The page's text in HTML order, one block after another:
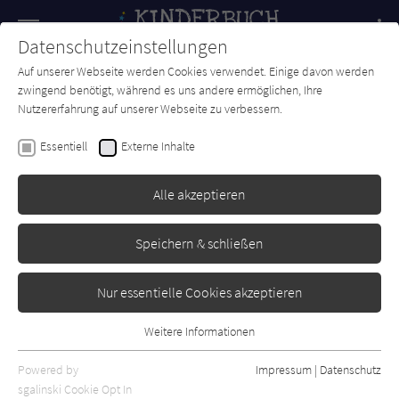
SUCHE Forum Charts Newsletter
C.S. Lewis
Der König von Narnia
Erschienen: Oktober 2005
Datenschutzeinstellungen
Auf unserer Webseite werden Cookies verwendet. Einige davon werden
zwingend benötigt, während es uns andere ermöglichen, Ihre
Nutzererfahrung auf unserer Webseite zu verbessern.
Essentiell Externe Inhalte
Alle akzeptieren
Speichern & schließen
Nur essentielle Cookies akzeptieren
Essentielle Cookies werden für grundlegende Funktionen der
Webseite benötigt. Dadurch ist gewährleistet, dass die Webseite
Weitere Informationen
Powered by
sgalinski Cookie Opt In
Impressum | Datenschutz